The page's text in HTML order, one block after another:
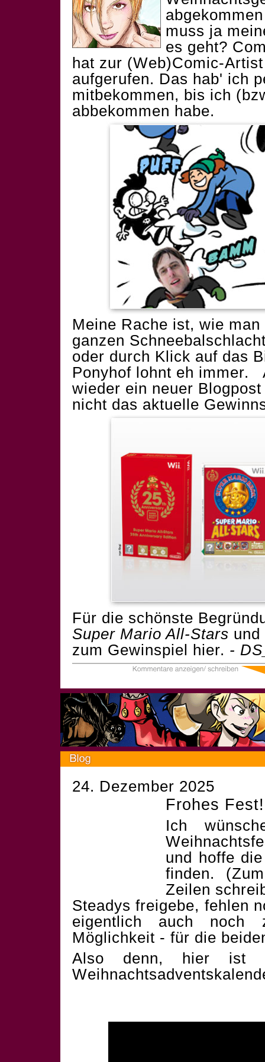
muss ja
es geht?
hat zur (Web)Comic-
aufgerufen. Das hab' ich
mitbekommen, bis ich
abbekommen habe.
Meine Rache ist, wie
ganzen
oder durch Klick auf das
Ponyhof lohnt eh immer.
wieder ein neuer
nicht das aktuelle
Für die schönste
Super Mario All-Stars und
zum Gewinspiel hier. -
24. Dezember 2025
Frohes Fest!
Ich
und hoffe
finden.
Zeilen
Steadys freigebe, fehlen
eigentlich auch noch
Möglichkeit - für die
Also denn, hier ist